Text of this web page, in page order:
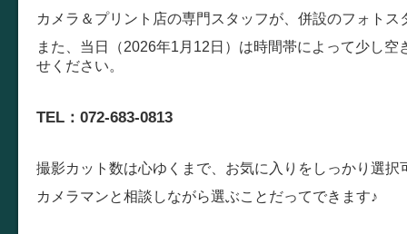
カメラ＆プリント店の専門スタッフが、併設のフォトス
また、当日（2026年1月12日）は時間帯によって少し
せください。
TEL：072-683-0813
撮影カット数は心ゆくまで、お気に入りをしっかり選択
カメラマンと相談しながら選ぶことだってできます♪